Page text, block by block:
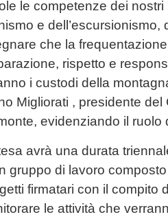
le competenze dei nostri
e dell’escursionismo,
che la
rispetto e
i custodi della
Migliorati , presidente
evidenziando il ruolo
avrà una durata
gruppo di lavoro
firmatari con il compito
le attività che